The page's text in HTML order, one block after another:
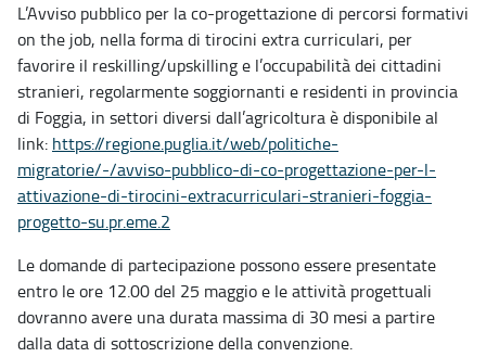
L’Avviso pubblico per la co-progettazione di percorsi formativi
on the job, nella forma di tirocini extra curriculari, per
favorire il reskilling/upskilling e l’occupabilità dei cittadini
stranieri, regolarmente soggiornanti e residenti in provincia
di Foggia, in settori diversi dall’agricoltura è disponibile al
link: https://regione.puglia.it/web/politiche-
migratorie/-/avviso-pubblico-di-co-progettazione-per-l-
attivazione-di-tirocini-extracurriculari-stranieri-foggia-
progetto-su.pr.eme.2
Le domande di partecipazione possono essere presentate
entro le ore 12.00 del 25 maggio e le attività progettuali
dovranno avere una durata massima di 30 mesi a partire
dalla data di sottoscrizione della convenzione.